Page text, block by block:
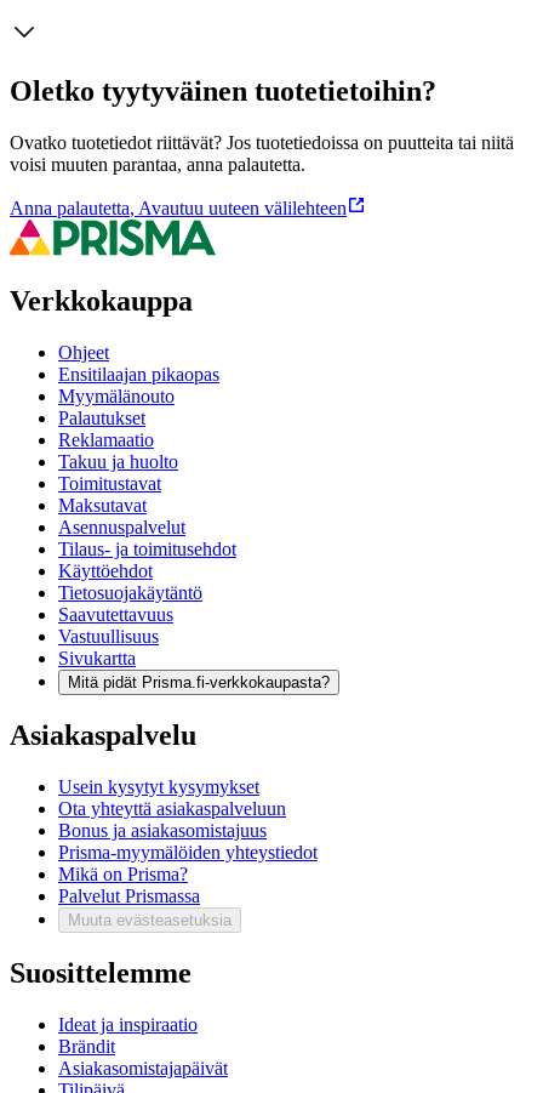
Oletko tyytyväinen tuotetietoihin?
Ovatko tuotetiedot riittävät? Jos tuotetiedoissa on puutteita tai niitä
voisi muuten parantaa, anna palautetta.
Anna palautetta, Avautuu uuteen välilehteen
Verkkokauppa
Ohjeet
Ensitilaajan pikaopas
Myymälänouto
Palautukset
Reklamaatio
Takuu ja huolto
Toimitustavat
Maksutavat
Asennuspalvelut
Tilaus- ja toimitusehdot
Käyttöehdot
Tietosuojakäytäntö
Saavutettavuus
Vastuullisuus
Sivukartta
Mitä pidät Prisma.fi-verkkokaupasta?
Asiakaspalvelu
Usein kysytyt kysymykset
Ota yhteyttä asiakaspalveluun
Bonus ja asiakasomistajuus
Prisma-myymälöiden yhteystiedot
Mikä on Prisma?
Palvelut Prismassa
Muuta evästeasetuksia
Suosittelemme
Ideat ja inspiraatio
Brändit
Asiakasomistajapäivät